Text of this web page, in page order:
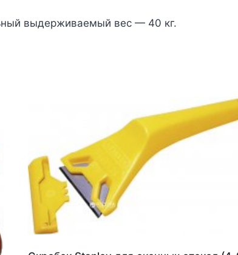
выдерживаемый вес — 40 кг.